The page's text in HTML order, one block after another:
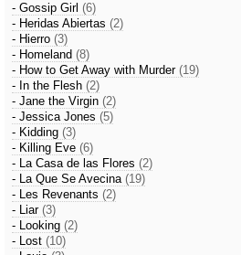
- Gossip Girl (6)
- Heridas Abiertas (2)
- Hierro (3)
- Homeland (8)
- How to Get Away with Murder (19)
- In the Flesh (2)
- Jane the Virgin (2)
- Jessica Jones (5)
- Kidding (3)
- Killing Eve (6)
- La Casa de las Flores (2)
- La Que Se Avecina (19)
- Les Revenants (2)
- Liar (3)
- Looking (2)
- Lost (10)